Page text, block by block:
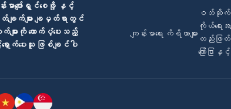
ာပျော်ရွှင်စေဖို့ နှင့်
ျက်များ ချမှတ်ရာတွင်
များကို ထောက်ပံ့ပေးသည့်
ောက်ပေးသူ ဖြစ်ချင်ပါ
ကျန်းမာရေး ကိရိယာများ
ဝဘ်ဆိုက်အ
ကိုယ်ရေး
တည်းဖြ
ကြော်င